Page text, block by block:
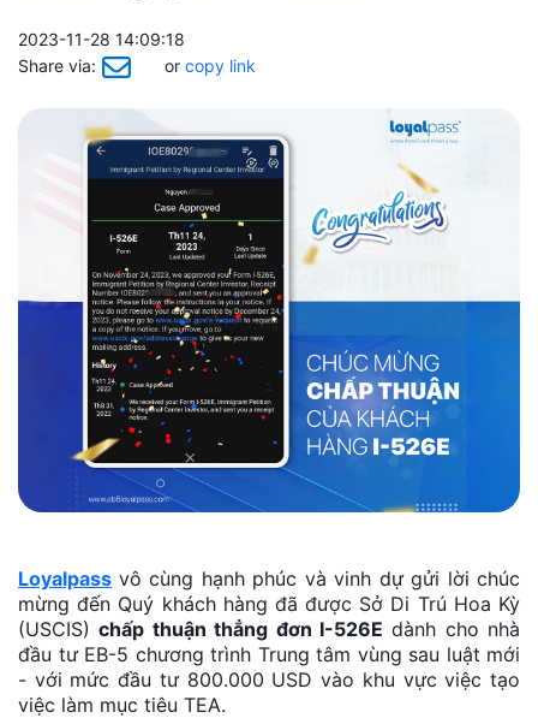
2023-11-28 14:09:18
Share via:
or copy link
Loyalpass vô cùng hạnh phúc và vinh dự gửi lời chúc
mừng đến Quý khách hàng đã được Sở Di Trú Hoa Kỳ
(USCIS)chấp thuận thẳng đơn I-526E dành cho nhà
đầu tư EB-5 chương trình Trung tâm vùng sau luật mới
- với mức đầu tư 800.000 USD vào khu vực việc tạo
việc làm mục tiêu TEA.